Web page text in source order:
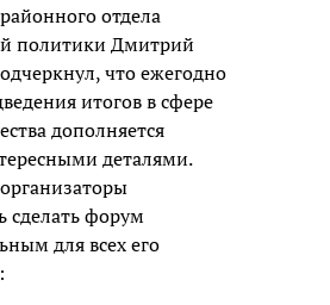
отдела
политики Дмитрий
что ежегодно
итогов в сфере
дополняется
деталями.
сделать форум
для всех его